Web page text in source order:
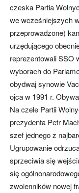
czeska Partia
we wcześniejszych
przeprowadzone)
urzędującego
reprezentowali SSO
wyborach do
obydwaj synowie
ojca w 1991 r.
Na czele Partii
prezydenta Petr
szef jednego z
Ugrupowanie
sprzeciwia się
się
zwolenników nowej